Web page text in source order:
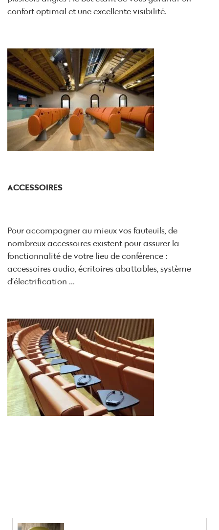
confort optimal et une excellente visibilité.
ACCESSOIRES
Pour accompagner au mieux vos fauteuils, de
nombreux accessoires existent pour assurer la
fonctionnalité de votre lieu de conférence :
accessoires audio, écritoires abattables, système
d’électrification ...